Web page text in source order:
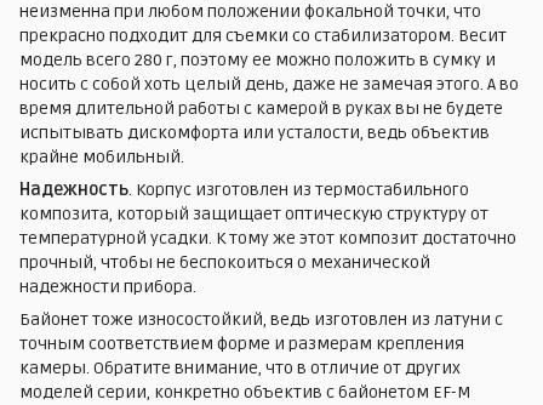
неизменна при любом положении фокальной точки, что
прекрасно подходит для съемки со стабилизатором. Весит
модель всего 280 г, поэтому ее можно положить в сумку и
носить с собой хоть целый день, даже не замечая этого. А во
время длительной работы с камерой в руках вы не будете
испытывать дискомфорта или усталости, ведь объектив
крайне мобильный.
Надежность. Корпус изготовлен из термостабильного
композита, который защищает оптическую структуру от
температурной усадки. К тому же этот композит достаточно
прочный, чтобы не беспокоиться о механической
надежности прибора.
Байонет тоже износостойкий, ведь изготовлен из латуни с
точным соответствием форме и размерам крепления
камеры. Обратите внимание, что в отличие от других
моделей серии, конкретно объектив с байонетом EF-M